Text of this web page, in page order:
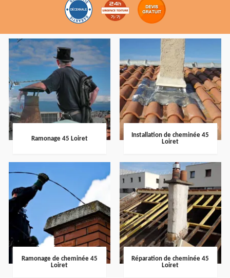
Ramonage 45 Loiret
Installation de cheminée 45
Loiret
Ramonage de cheminée 45
Loiret
Réparation de cheminée 45
Loiret